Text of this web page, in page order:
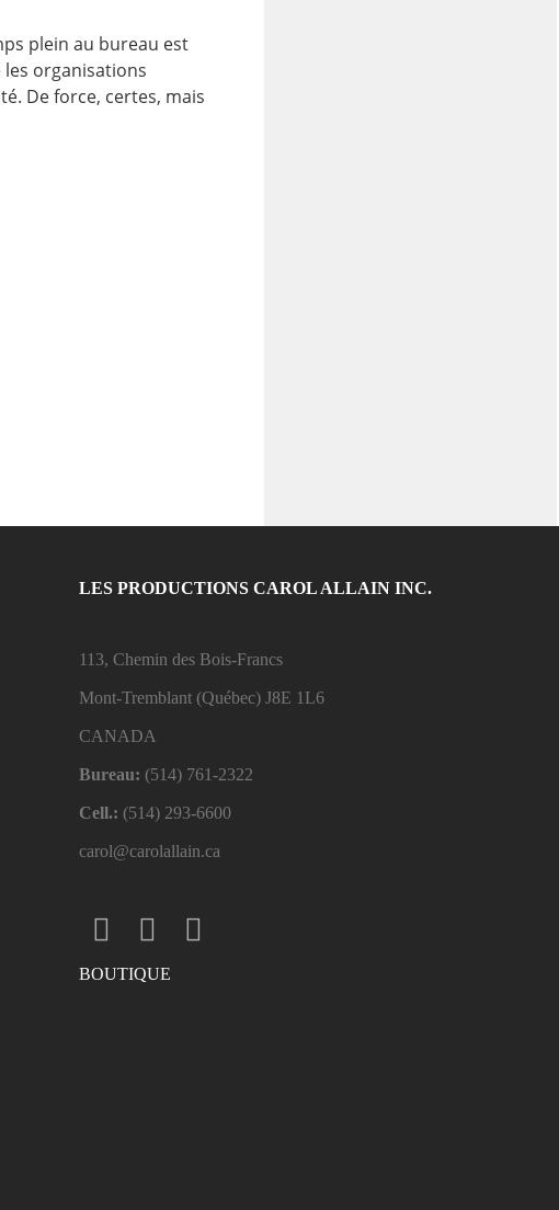
plein au bureau est
les organisations
De force, certes, mais
LES PRODUCTIONS CAROL ALLAIN INC.
113, Chemin des Bois-Francs
Mont-Tremblant (Québec) J8E 1L6
CANADA
Bureau: (514) 761-2322
Cell.: (514) 293-6600
carol@carolallain.ca
BOUTIQUE